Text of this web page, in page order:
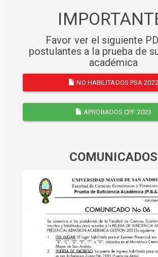
Favor ver el siguiente
postulantes a la prueba de
académica
NO HABILITADOS PSA 2022
APROBADOS CPF 2023
COMUNICADOS